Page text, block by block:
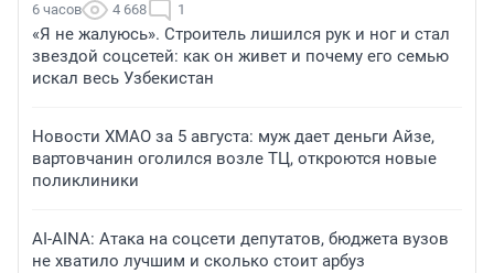
6 часов 4 668 1
«Я не жалуюсь». Строитель лишился рук и ног и стал
звездой соцсетей: как он живет и почему его семью
искал весь Узбекистан
Новости ХМАО за 5 августа: муж дает деньги Айзе,
вартовчанин оголился возле ТЦ, откроются новые
поликлиники
AI-AINA: Атака на соцсети депутатов, бюджета вузов
не хватило лучшим и сколько стоит арбуз